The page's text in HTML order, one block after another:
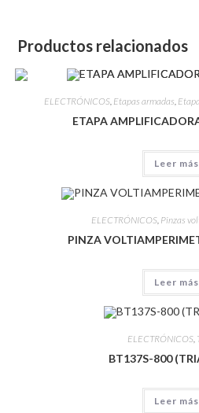
Productos relacionados
ELECTRÓNICOS, Etapas armadas,
ETAPA
Leer más
ELECTRÓNICOS, Pinzas
PINZA
Leer más
ELECTRÓNICOS,
BT137S-800
Leer más